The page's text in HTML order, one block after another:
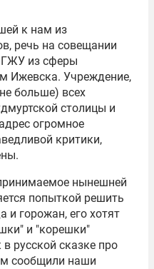
к нам из
речь на совещании
ГЖУ из сферы
Ижевска. Учреждение,
больше) всех
столицы и
огромное
критики,
нынешней
попыткой решить
и горожан, его хотят
и "корешки"
русской сказке про
сообщили наши